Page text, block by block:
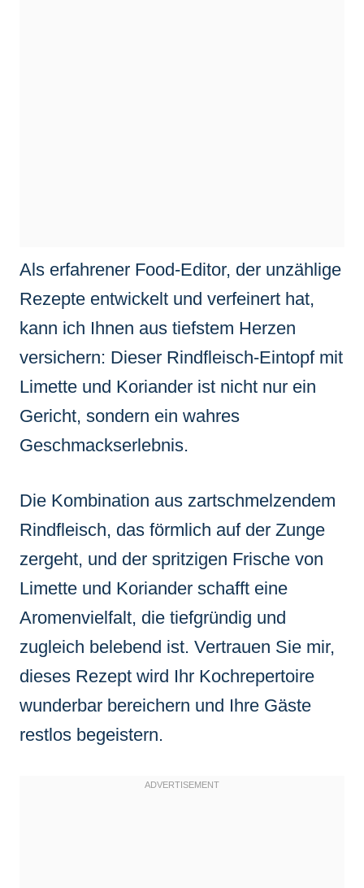
Als erfahrener Food-Editor, der unzählige
Rezepte entwickelt und verfeinert hat,
kann ich Ihnen aus tiefstem Herzen
versichern: Dieser Rindfleisch-Eintopf mit
Limette und Koriander ist nicht nur ein
Gericht, sondern ein wahres
Geschmackserlebnis.
Die Kombination aus zartschmelzendem
Rindfleisch, das förmlich auf der Zunge
zergeht, und der spritzigen Frische von
Limette und Koriander schafft eine
Aromenvielfalt, die tiefgründig und
zugleich belebend ist. Vertrauen Sie mir,
dieses Rezept wird Ihr Kochrepertoire
wunderbar bereichern und Ihre Gäste
restlos begeistern.